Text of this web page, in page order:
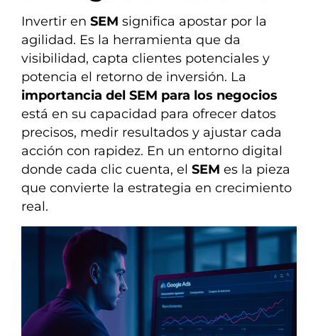
Invertir en SEM significa apostar por la
agilidad. Es la herramienta que da
visibilidad, capta clientes potenciales y
potencia el retorno de inversión. La
importancia del SEM para los negocios
está en su capacidad para ofrecer datos
precisos, medir resultados y ajustar cada
acción con rapidez. En un entorno digital
donde cada clic cuenta, el SEM es la pieza
que convierte la estrategia en crecimiento
real.